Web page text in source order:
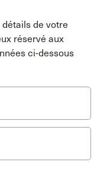
de votre
réservé aux
ci-dessous